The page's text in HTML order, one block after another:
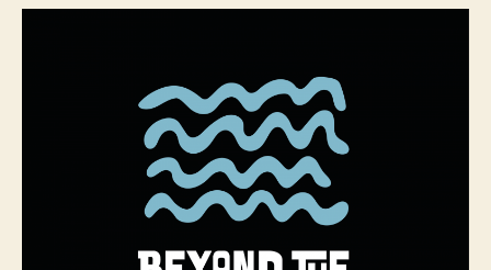
Qual
Ingenieur,
Flusssurfer,
Surfen
in